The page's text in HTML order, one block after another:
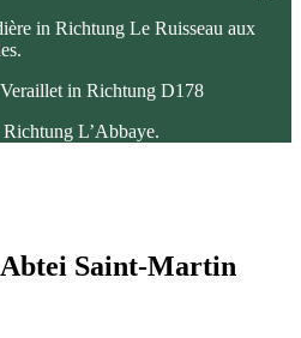
in Richtung Le Ruisseau aux
in Richtung D178
L’Abbaye.
Saint-Martin